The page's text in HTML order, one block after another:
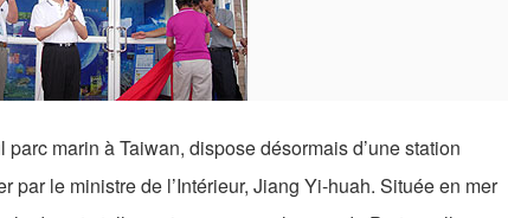
marin à Taiwan, dispose désormais d’une station
par le ministre de l’Intérieur, Jiang Yi-huah. Située en mer